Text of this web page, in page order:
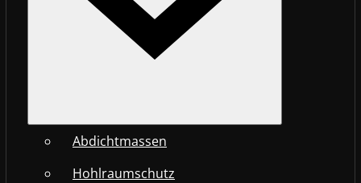
Abdichtmassen
Hohlraumschutz